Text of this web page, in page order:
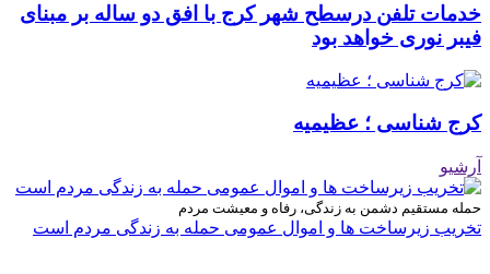
خدمات تلفن درسطح شهر کرج با افق دو ساله بر مبنای
فیبر نوری خواهد بود
کرج شناسی ؛ عظیمیه
آرشیو
حمله مستقیم دشمن به زندگی، رفاه و معیشت مردم
تخریب زیرساخت ها و اموال عمومی حمله به زندگی مردم است